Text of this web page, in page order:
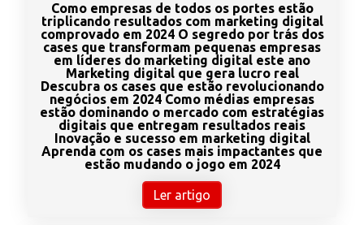
Como empresas de todos os portes estão
triplicando resultados com marketing digital
comprovado em 2024 O segredo por trás dos
cases que transformam pequenas empresas
em líderes do marketing digital este ano
Marketing digital que gera lucro real
Descubra os cases que estão revolucionando
negócios em 2024 Como médias empresas
estão dominando o mercado com estratégias
digitais que entregam resultados reais
Inovação e sucesso em marketing digital
Aprenda com os cases mais impactantes que
estão mudando o jogo em 2024
Ler artigo